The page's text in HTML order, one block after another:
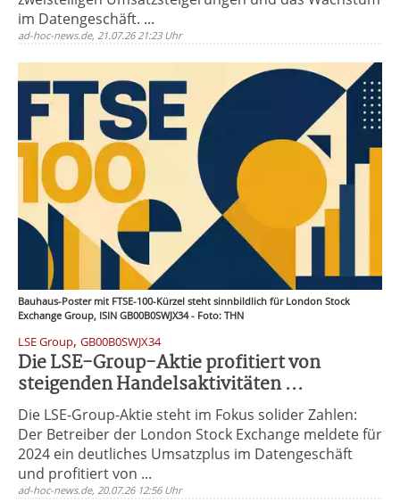
im Datengeschäft. ...
ad-hoc-news.de, 21.07.26 21:23 Uhr
Bauhaus-Poster mit FTSE-100-Kürzel steht sinnbildlich für London Stock
Exchange Group, ISIN GB00B0SWJX34 - Foto: THN
LSE Group, GB00B0SWJX34
Die LSE-Group-Aktie profitiert von
steigenden Handelsaktivitäten ...
Die LSE-Group-Aktie steht im Fokus solider Zahlen:
Der Betreiber der London Stock Exchange meldete für
2024 ein deutliches Umsatzplus im Datengeschäft
und profitiert von ...
ad-hoc-news.de, 20.07.26 12:56 Uhr